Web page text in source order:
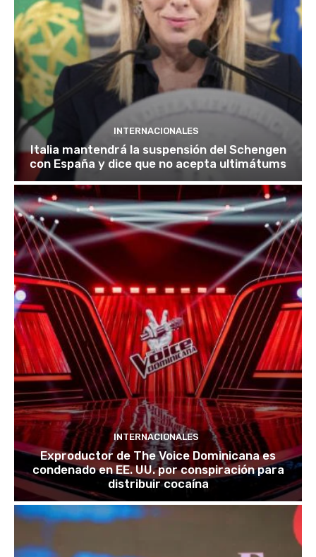
INTERNACIONALES
Italia mantendrá la suspensión del Schengen
con España y dice que no acepta ultimátums
INTERNACIONALES
Exproductor de The Voice Dominicana es
condenado en EE. UU. por conspiración para
distribuir cocaína